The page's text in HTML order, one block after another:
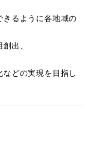
きるように各地域の
出、
どの実現を目指し